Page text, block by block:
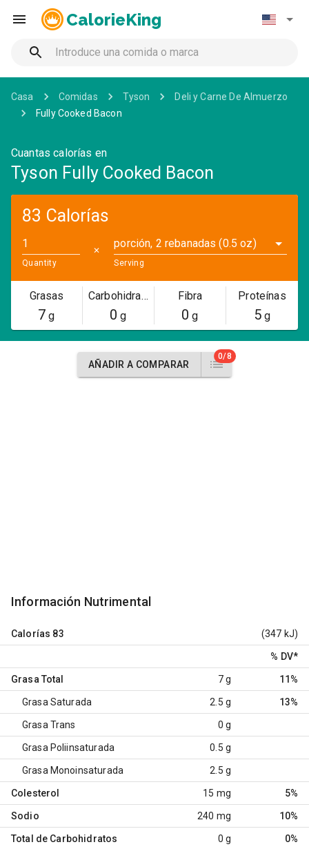
CalorieKing
Casa Comidas Tyson
Deli y Carne De Almuerzo
Fully Cooked Bacon
Cuantas calorías en
Tyson Fully Cooked Bacon
83 Calorías
Quantity
✕
porción, 2 rebanadas (0.5 oz)
Serving
Grasas
7 g
Carbohidratos
0 g
Fibra
0 g
Proteínas
5g
AÑADIR A COMPARAR
0/8
Información Nutrimental
Calorías 83 (347 kJ)
% DV*
Grasa Total 7 g 11%
Grasa Saturada 2.5 g 13%
Grasa Trans 0 g
Grasa Poliinsaturada 0.5 g
Grasa Monoinsaturada 2.5 g
Colesterol 15 mg 5%
Sodio 240 mg 10%
Total de Carbohidratos 0 g 0%